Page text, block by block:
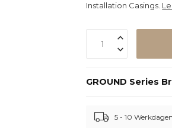
Installation Casings.
GROUND Series
5 - 10 Werkdagen